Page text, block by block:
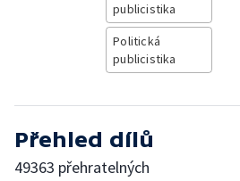
publicistika
Politická
publicistika
Přehled dílů
49363 přehratelných